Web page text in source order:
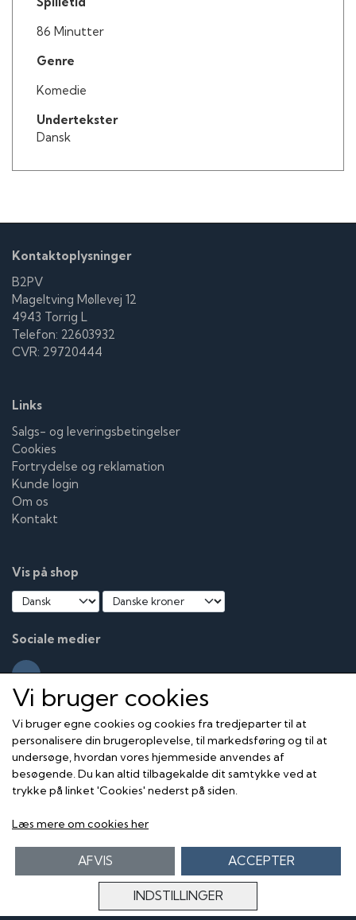
86 Minutter
Genre
Komedie
Undertekster
Dansk
Kontaktoplysninger
B2PV
Mageltving Møllevej 12
4943 Torrig L
Telefon: 22603932
CVR: 29720444
Links
Salgs- og leveringsbetingelser
Cookies
Fortrydelse og reklamation
Kunde login
Om os
Kontakt
Vis på shop
Sociale medier
Vi bruger cookies
Vi bruger egne cookies og cookies fra tredjeparter til at
personalisere din brugeroplevelse, til markedsføring og til at
undersøge, hvordan vores hjemmeside anvendes af
besøgende. Du kan altid tilbagekalde dit samtykke ved at
trykke på linket 'Cookies' nederst på siden.
Læs mere om cookies her
INDSTILLINGER
AFVIS ACCEPTER